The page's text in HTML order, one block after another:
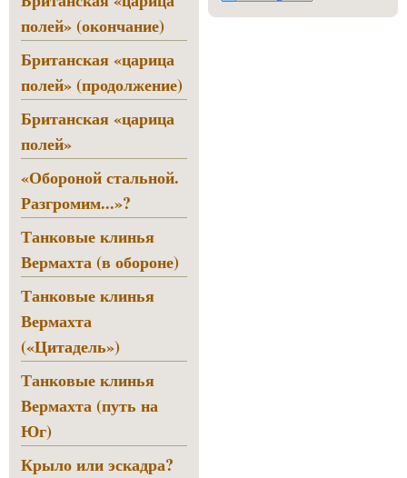
полей» (окончание)
Британская «царица
полей» (продолжение)
Британская «царица
полей»
«Обороной стальной.
Разгромим...»?
Танковые клинья
Вермахта (в обороне)
Танковые клинья
Вермахта
(«Цитадель»)
Танковые клинья
Вермахта (путь на
Юг)
Крыло или эскадра?